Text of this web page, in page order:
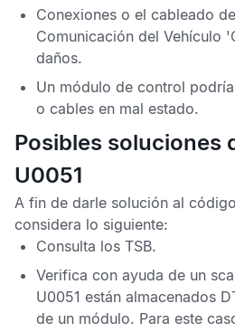
Conexiones o el cableado
Comunicación del Vehículo
daños.
Un módulo de control
o cables en mal estado.
Posibles soluciones
U0051
A fin de darle solución al
considera lo siguiente:
Consulta los TSB.
Verifica con ayuda de un
U0051 están almacenados
de un módulo. Para este